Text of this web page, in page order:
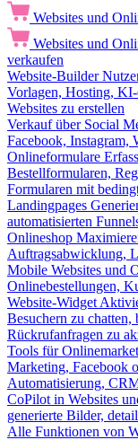
Websites und
Websites und
verkaufen
Website-Builder
Vorlagen, Hosting,
Websites zu erstellen
Verkauf über Social
Facebook, Instagram,
Onlineformulare
Bestellformularen,
Formularen mit
Landingpages
automatisierten
Onlineshop
Auftragsabwicklung,
Mobile Websites und
Onlinebestellungen,
Website-Widget
Besuchern zu chatten,
Rückrufanfragen zu
Tools für
Marketing, Facebook
Automatisierung,
CoPilot in Websites
generierte Bilder,
Alle Funktionen von